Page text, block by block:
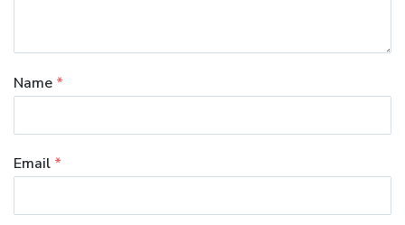
Name *
Email *